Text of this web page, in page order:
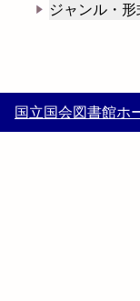
ジャンル・形
国立国会図書館ホ